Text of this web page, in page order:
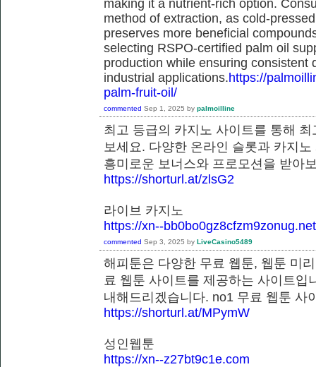
making it a nutrient-rich option.
method of extraction, as cold-
preserves more beneficial
selecting RSPO-certified palm oil
production while ensuring consistent
industrial applications.https://
palm-fruit-oil/
commented Sep 1, 2025 by palmoilline
최고 등급의 카지노 사이트를 통해
보세요. 다양한 온라인 슬롯과 카지
흥미로운 보너스와 프로모션을 받
https://shorturl.at/zlsG2
라이브 카지노
https://xn--bb0bo0gz8cfzm9zonug.net
commented Sep 3, 2025 by LiveCasino5489
해피툰은 다양한 무료 웹툰, 웹툰 미
료 웹툰 사이트를 제공하는 사이트
내해드리겠습니다. no1 무료 웹툰
https://shorturl.at/MPymW
성인웹툰
https://xn--z27bt9c1e.com